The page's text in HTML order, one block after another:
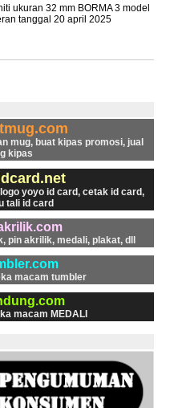
ukuran 32 mm BORMA 3 model
tanggal 20 april 2025
mug, buat kipas promosi, jual
kipas
yoyo id card, cetak id card,
tali id card
pin akrilik, medali, plakat, dll
macam tumbler
macam MEDALI